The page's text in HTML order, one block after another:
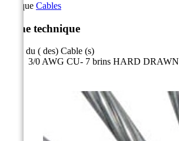
Marque Cables
Fiche technique
Nom du ( des) Cable (s)
3/0 AWG CU- 7 brins HARD DRAWN